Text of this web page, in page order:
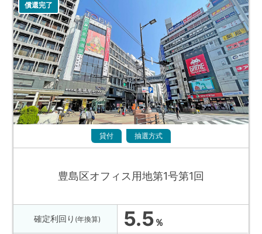
償還完了
貸付 抽選方式
豊島区オフィス用地第1号第1回
確定利回り (年換算) 5.5 ％